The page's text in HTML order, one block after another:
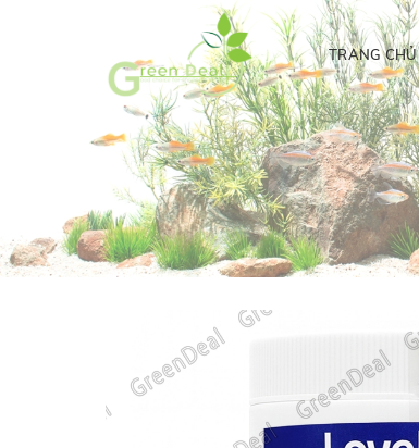
TRANG CHỦ